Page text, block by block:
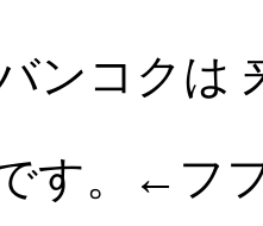
ンコクは
す。←フ